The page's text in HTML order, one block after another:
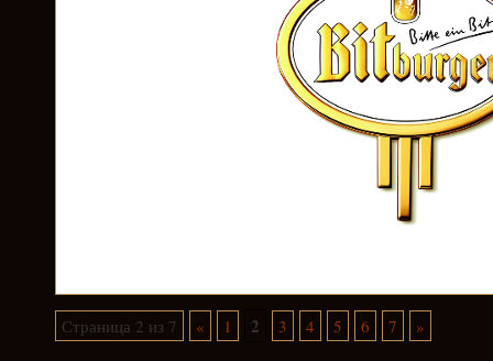
Страница 2 из 7 « 1 2 3 4 5 6 7 »